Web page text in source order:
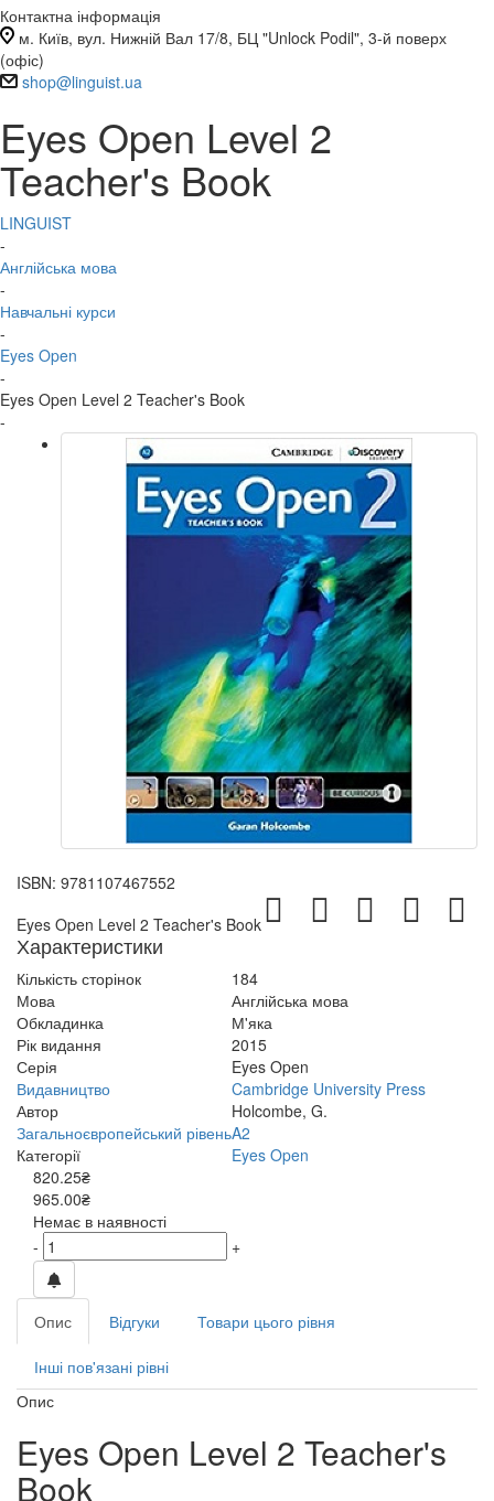
Контактна інформація
м. Київ, вул. Нижній Вал 17/8, БЦ "Unlock Podil", 3-й поверх
(офіс)
shop@linguist.ua
Eyes Open Level 2
Teacher's Book
LINGUIST
-
Англійська мова
-
Навчальні курси
-
Eyes Open
-
Eyes Open Level 2 Teacher's Book
-
ISBN: 9781107467552
Eyes Open Level 2 Teacher's Book
Характеристики
Кількість сторінок
184
Мова
Англійська мова
Обкладинка
М'яка
Рік видання
2015
Серія
Eyes Open
Видавництво
Cambridge University Press
Автор
Holcombe, G.
Загальноєвропейський рівеньA2
Категорії
Eyes Open
820.25₴
965.00₴
Немає в наявності
-
+
Опис Відгуки Товари цього рівня
Інші пов'язані рівні
Опис
Eyes Open Level 2 Teacher's
Book